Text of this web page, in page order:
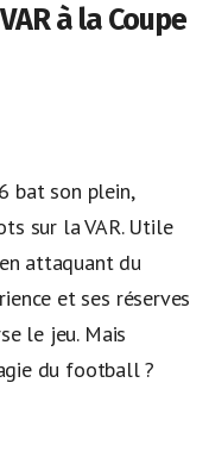
à la Coupe
bat son plein,
sur la VAR. Utile
attaquant du
et ses réserves
le jeu. Mais
du football ?